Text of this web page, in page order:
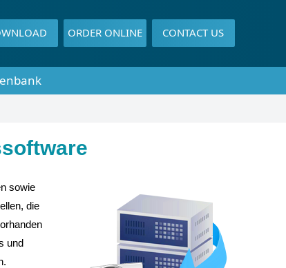
ORDER ONLINE CONTACT US
sowie
die
und